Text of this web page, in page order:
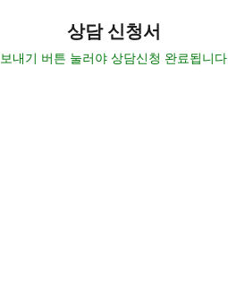
상담 신청서
보내기 버튼 눌러야 상담신청 완료됩니다